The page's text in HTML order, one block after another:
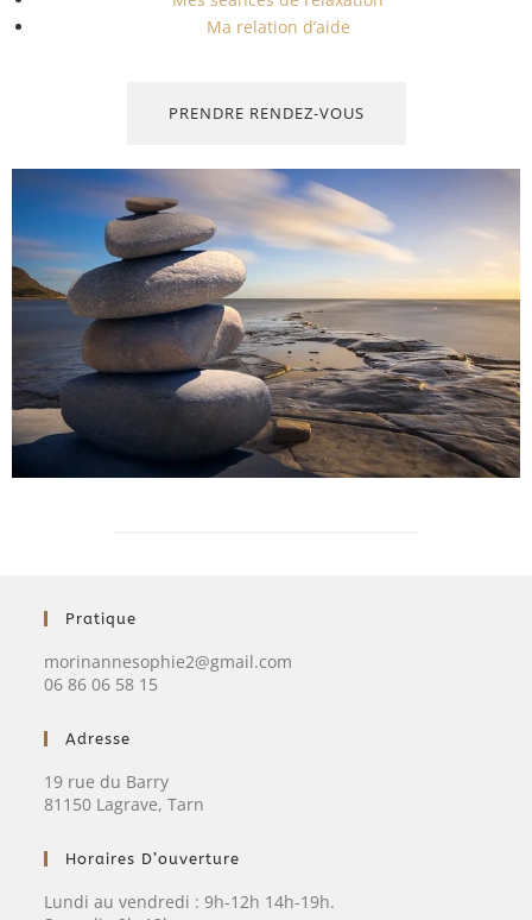
Ma relation d’aide
PRENDRE RENDEZ-VOUS
Pratique
morinannesophie2@gmail.com
06 86 06 58 15
Adresse
19 rue du Barry
81150 Lagrave, Tarn
Horaires D’ouverture
Lundi au vendredi : 9h-12h 14h-19h.